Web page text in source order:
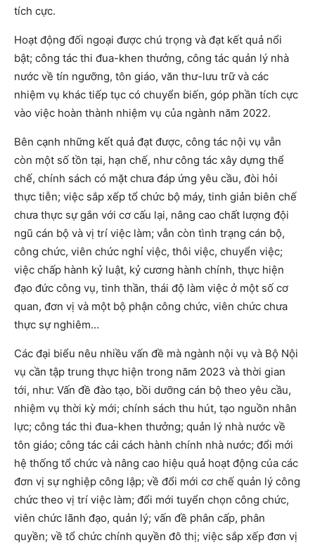
tích cực.
Hoạt động đối ngoại được chú trọng và đạt kết quả nổi
bật; công tác thi đua-khen thưởng, công tác quản lý nhà
nước về tín ngưỡng, tôn giáo, văn thư-lưu trữ và các
nhiệm vụ khác tiếp tục có chuyển biến, góp phần tích cực
vào việc hoàn thành nhiệm vụ của ngành năm 2022.
Bên cạnh những kết quả đạt được, công tác nội vụ vẫn
còn một số tồn tại, hạn chế, như công tác xây dựng thể
chế, chính sách có mặt chưa đáp ứng yêu cầu, đòi hỏi
thực tiễn; việc sắp xếp tổ chức bộ máy, tinh giản biên chế
chưa thực sự gắn với cơ cấu lại, nâng cao chất lượng đội
ngũ cán bộ và vị trí việc làm; vẫn còn tình trạng cán bộ,
công chức, viên chức nghỉ việc, thôi việc, chuyển việc;
việc chấp hành kỷ luật, kỷ cương hành chính, thực hiện
đạo đức công vụ, tinh thần, thái độ làm việc ở một số cơ
quan, đơn vị và một bộ phận công chức, viên chức chưa
thực sự nghiêm…
Các đại biểu nêu nhiều vấn đề mà ngành nội vụ và Bộ Nội
vụ cần tập trung thực hiện trong năm 2023 và thời gian
tới, như: Vấn đề đào tạo, bồi dưỡng cán bộ theo yêu cầu,
nhiệm vụ thời kỳ mới; chính sách thu hút, tạo nguồn nhân
lực; công tác thi đua-khen thưởng; quản lý nhà nước về
tôn giáo; công tác cải cách hành chính nhà nước; đổi mới
hệ thống tổ chức và nâng cao hiệu quả hoạt động của các
đơn vị sự nghiệp công lập; về đổi mới cơ chế quản lý công
chức theo vị trí việc làm; đổi mới tuyển chọn công chức,
viên chức lãnh đạo, quản lý; vấn đề phân cấp, phân
quyền; về tổ chức chính quyền đô thị; việc sắp xếp đơn vị